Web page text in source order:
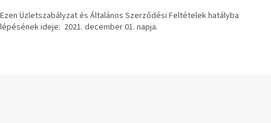
Ezen Üzletszabályzat és Általános Szerződési Feltételek hatályba
lépésének ideje: 2021. december 01. napja.